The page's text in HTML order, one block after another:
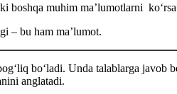
boshqa muhim ma’lumotlarni
– bu ham ma’lumot.
boʻladi. Unda talablarga javob
anglatadi.